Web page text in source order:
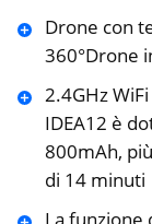
Drone con
360°Drone
2.4GHz
IDEA12 è
800mAh,
di 14 minuti